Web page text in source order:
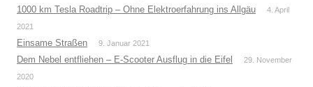
1000 km Tesla Roadtrip – Ohne Elektroerfahrung ins Allgäu
4. April
2021
Einsame Straßen 9. Januar 2021
Dem Nebel entfliehen – E-Scooter Ausflug in die Eifel
29. November
2020